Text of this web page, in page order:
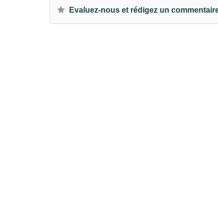
Evaluez-nous et rédigez un